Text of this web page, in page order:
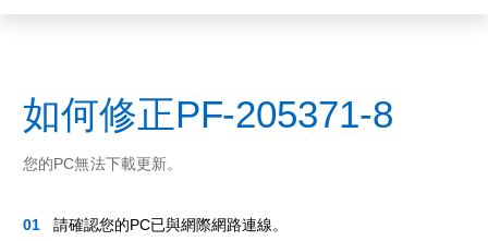
如何修正PF-205371-8
您的PC無法下載更新。
請確認您的PC已與網際網路連線。